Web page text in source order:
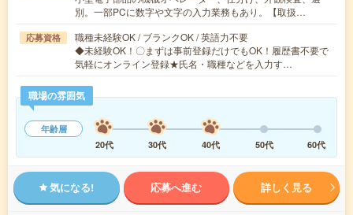
別。一部PCに数字や文字の入力業務もあり。【取扱…
応募資格
職種未経験OK / ブランクOK / 英語力不要
◆未経験OK！〇まずは事前登録だけでもOK！履歴書不要で
気軽にオンライン登録★氏名・職種などを入力す…
職場の雰囲気
年齢層
20代
30代 40代 50代 60代
気になる! 応募へ進む 詳しく見る